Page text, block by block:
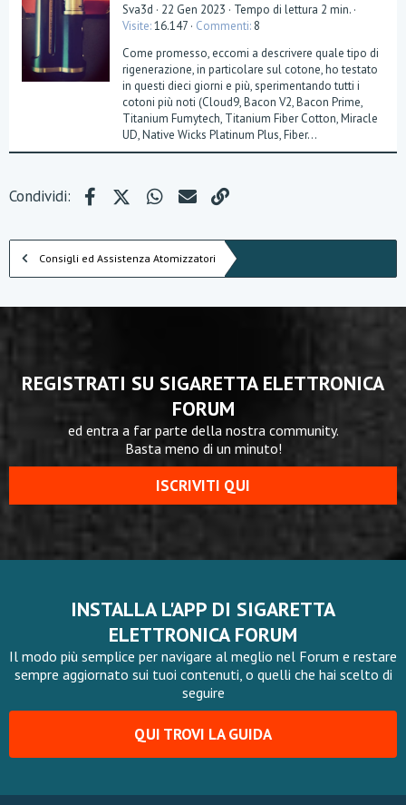
Sva3d 22 Gen 2023
Tempo di lettura 2 min.
Visite 16.147 Commenti 8
Come promesso, eccomi a descrivere quale tipo di
rigenerazione, in particolare sul cotone, ho testato
in questi dieci giorni e più, sperimentando tutti i
cotoni più noti (Cloud9, Bacon V2, Bacon Prime,
Titanium Fumytech, Titanium Fiber Cotton, Miracle
UD, Native Wicks Platinum Plus, Fiber...
Condividi: FacebookX (Twitter)WhatsApp
e-mail
Consigli ed Assistenza Atomizzatori
REGISTRATI SU SIGARETTA ELETTRONICA
FORUM
ed entra a far parte della nostra community.
Basta meno di un minuto!
ISCRIVITI QUI
INSTALLA L'APP DI SIGARETTA
ELETTRONICA FORUM
Il modo più semplice per navigare al meglio nel Forum e restare
sempre aggiornato sui tuoi contenuti, o quelli che hai scelto di
seguire
QUI TROVI LA GUIDA